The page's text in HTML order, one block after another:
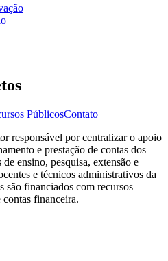
PúblicosContato
responsável por centralizar o apoio
e prestação de contas dos
ensino, pesquisa, extensão e
e técnicos administrativos da
financiados com recursos
de contas financeira.